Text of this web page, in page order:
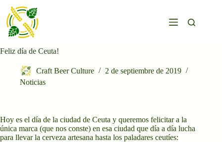
contenido
Feliz día de Ceuta!
Craft Beer Culture
2 de septiembre de 2019
Noticias
Hoy es el día de la ciudad de Ceuta y queremos felicitar a la
única marca (que nos conste) en esa ciudad que día a día lucha
para llevar la cerveza artesana hasta los paladares ceutíes: